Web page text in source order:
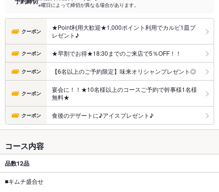
※曜日によって締切が異なる場合があります。
クーポン
★Point利用大歓迎★1,000ポイント利用でカルビ1皿プ
レゼント♪
クーポン ★早割でお得★18:30までのご来店で5％OFF！！
クーポン 【6名以上のご予約限定】味来オリシャンプレゼント◎
クーポン
宴会に！！★10名様以上のコースご予約で幹事様1名様
無料★
クーポン 食後のデザートに♪アイスプレゼント♪
コース内容
品数12品
■キムチ盛合せ